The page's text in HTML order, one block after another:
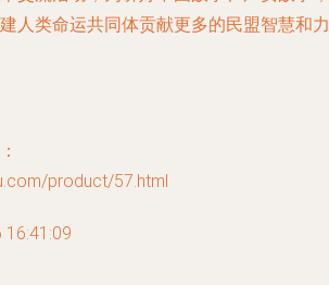
人类命运共同体贡献更多的民盟智慧和力
product/57.html